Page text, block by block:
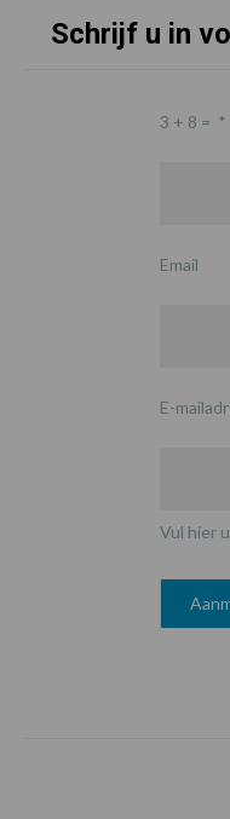
Schrijf u in
3 + 8 = *
Email
E-
Vul hier